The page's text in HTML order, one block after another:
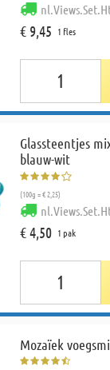
€ 9,45 1 fles
Glassteentjes
blauw-wit
(100g = € 2,25)
€ 4,50 1 pak
Mozaïek